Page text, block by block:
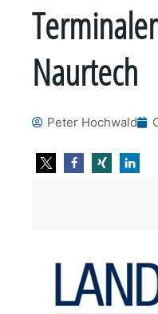
Naurtech
Peter Hochwald